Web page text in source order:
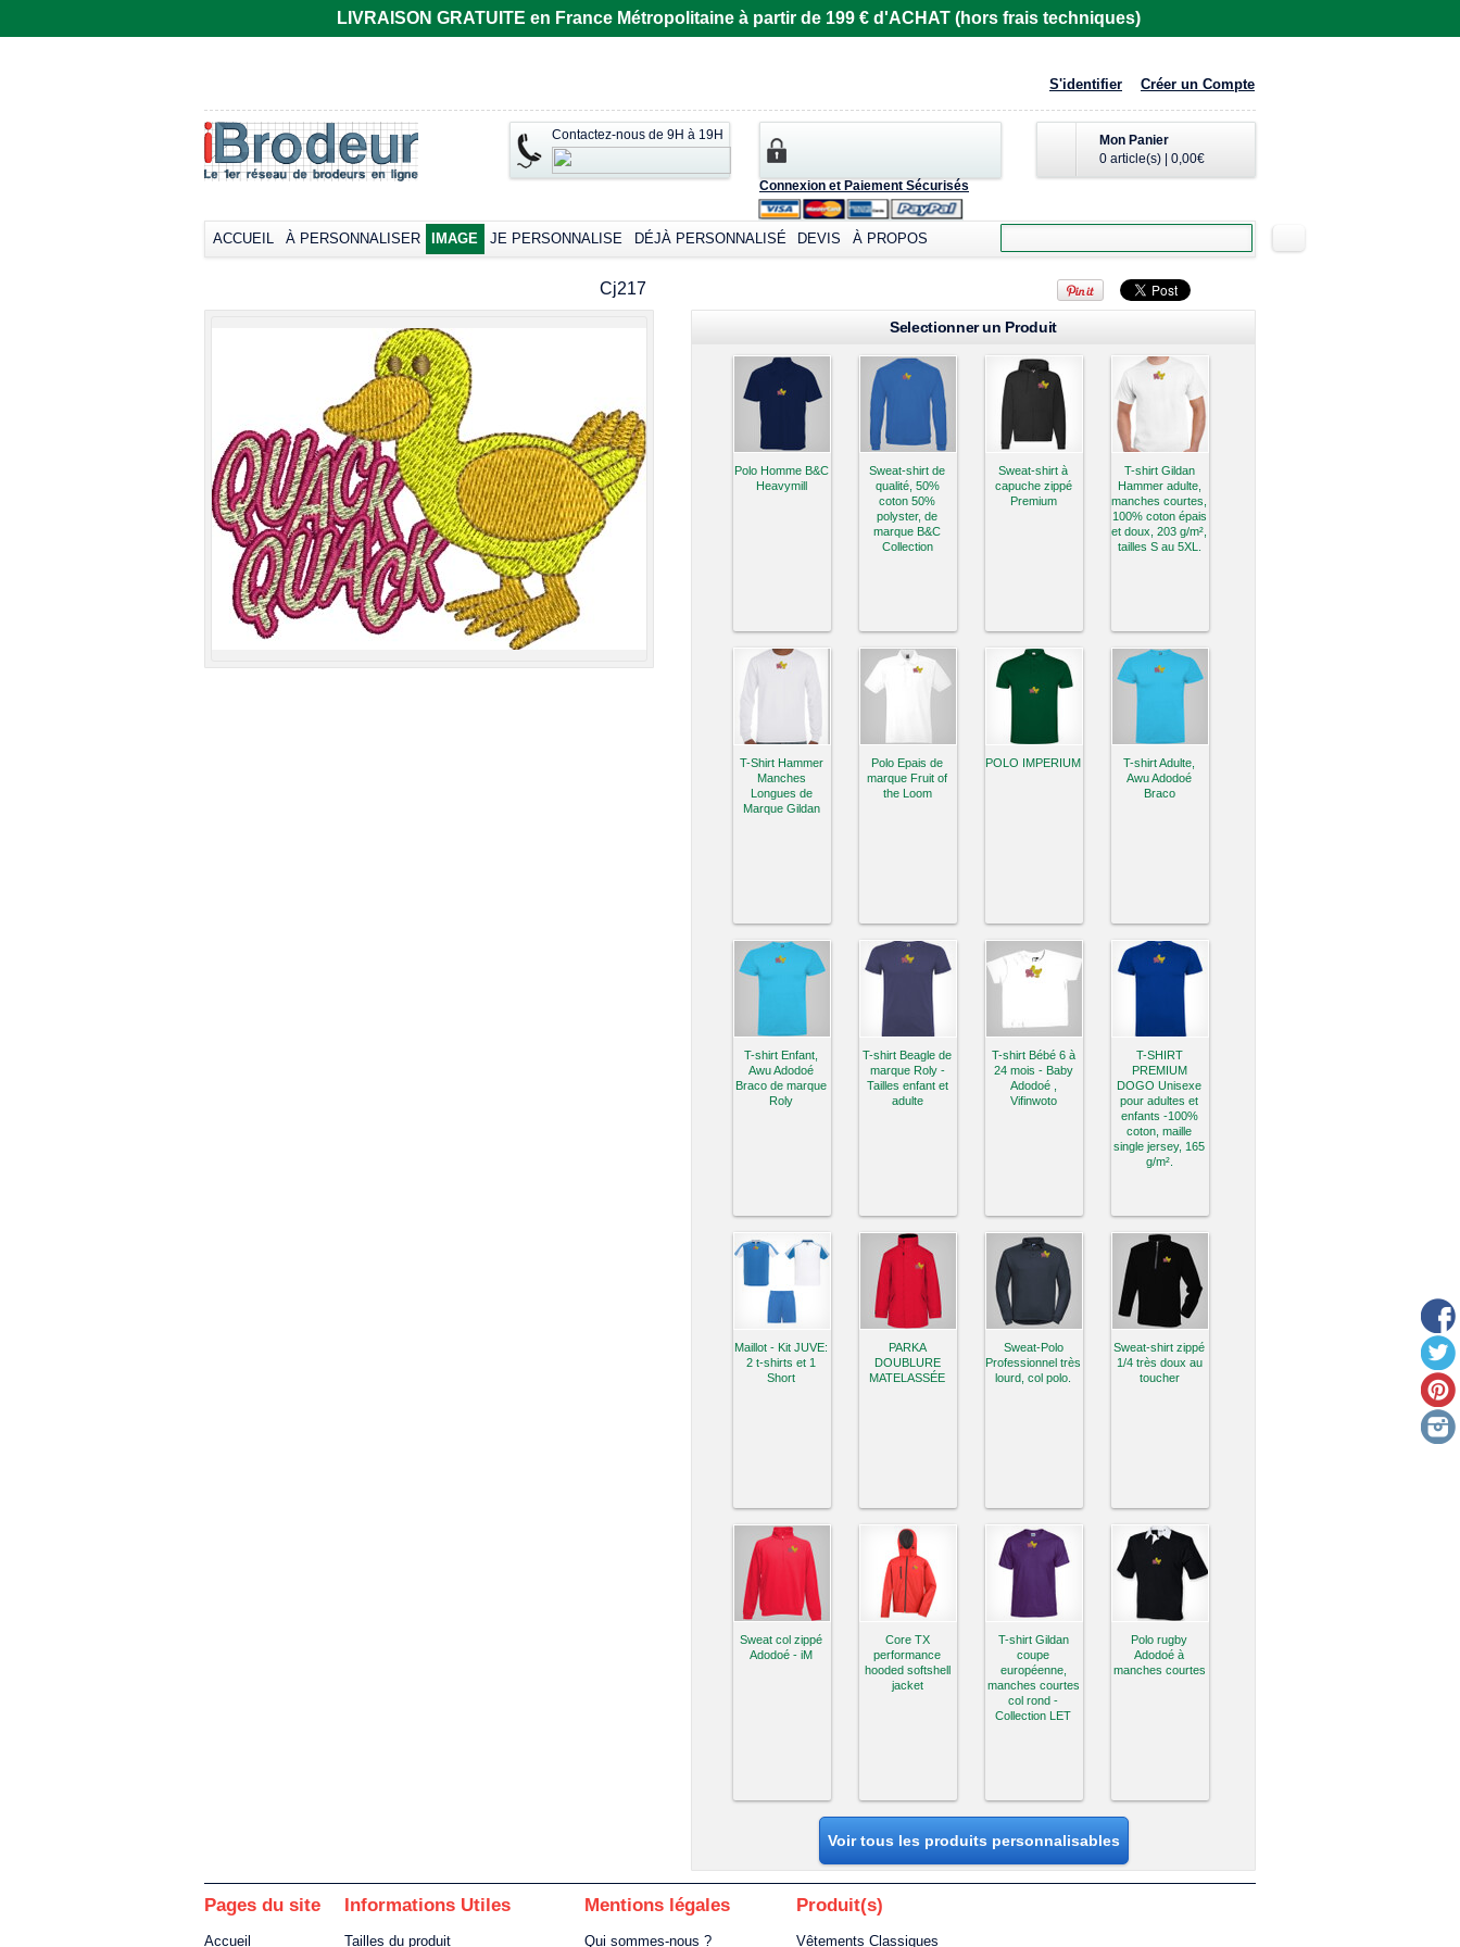
LIVRAISON GRATUITE en France Métropolitaine à partir de 199 € d'ACHAT (hors frais techniques)
S'identifier Créer un Compte
Mon Panier
0 article(s)
0,00€
Connexion et Paiement Sécurisés
Contactez-nous de 9H à 19H
ACCUEIL À PERSONNALISER IMAGE JE PERSONNALISE DÉJÀ PERSONNALISÉ DEVIS À PROPOS
Cj217
européenne,
manches courtes
col rond -
Collection LET
*
courtes
Broder dès33,66€
*
Selectionner un Produit
Polo Homme B&C
Heavymill
Sweat-shirt de
qualité, 50%
coton 50%
polyster, de
marque B&C
Collection
Sweat-shirt à
capuche zippé
Premium
T-shirt Gildan
Hammer adulte,
manches courtes,
100% coton épais
et doux, 203 g/m²,
tailles S au 5XL.
T-Shirt Hammer
Manches
Longues de
Marque Gildan
Polo Epais de
marque Fruit of
the Loom
POLO IMPERIUM
T-shirt Adulte,
Awu Adodoé
Braco
T-shirt Enfant,
Awu Adodoé
Braco de marque
Roly
T-shirt Beagle de
marque Roly -
Tailles enfant et
adulte
T-shirt Bébé 6 à
24 mois - Baby
Adodoé ,
Vifinwoto
T-SHIRT
PREMIUM
DOGO Unisexe
pour adultes et
enfants -100%
coton, maille
single jersey, 165
g/m².
Maillot - Kit JUVE:
2 t-shirts et 1
Short
PARKA
DOUBLURE
MATELASSÉE
Sweat-Polo
Professionnel très
lourd, col polo.
Sweat-shirt zippé
1/4 très doux au
toucher
Sweat col zippé
Adodoé - iM
Core TX
performance
hooded softshell
jacket
T-shirt Gildan
coupe
européenne,
manches courtes
col rond -
Collection LET
Polo rugby
Adodoé à
manches courtes
Voir tous les produits personnalisables
Pages du site
Accueil
Informations Utiles
Tailles du produit
Mentions légales
Qui sommes-nous ?
Produit(s)
Vêtements Classiques